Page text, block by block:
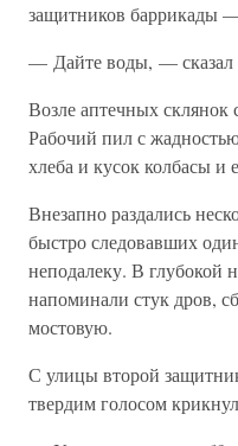
защитников баррикады
— Дайте воды, — сказал
Возле аптечных склянок
Рабочий пил с
хлеба и кусок колбасы и
Внезапно раздались
быстро следовавших
неподалеку. В глубокой
напоминали стук дров,
мостовую.
С улицы второй
твердим голосом